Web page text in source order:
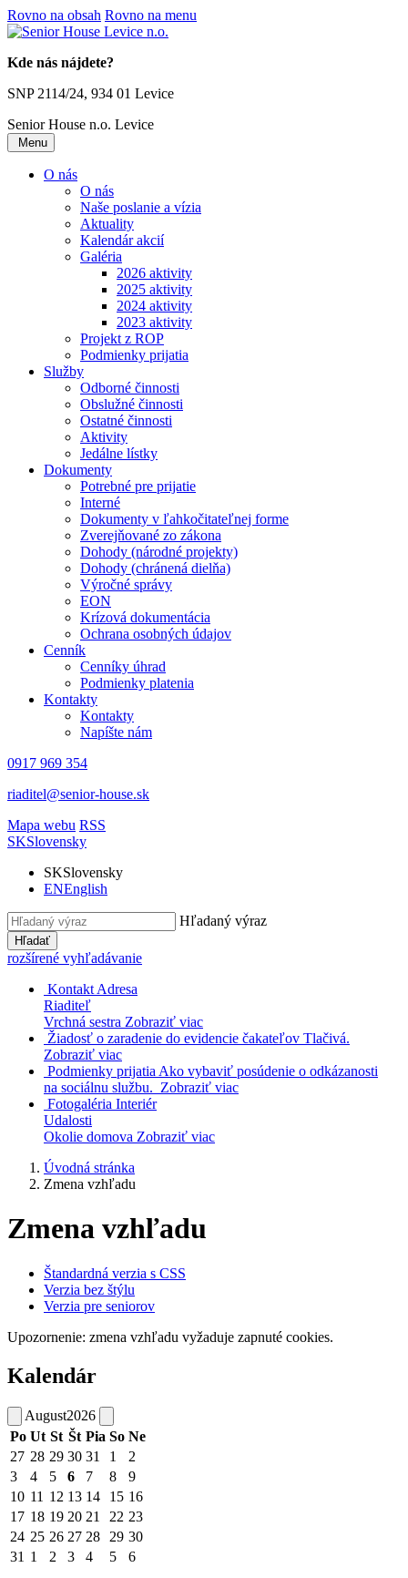
Rovno na obsah Rovno na menu
Kde nás nájdete?
SNP 2114/24, 934 01 Levice
Senior House n.o. Levice
Menu
O nás
O nás
Naše poslanie a vízia
Aktuality
Kalendár akcií
Galéria
2026 aktivity
2025 aktivity
2024 aktivity
2023 aktivity
Projekt z ROP
Podmienky prijatia
Služby
Odborné činnosti
Obslužné činnosti
Ostatné činnosti
Aktivity
Jedálne lístky
Dokumenty
Potrebné pre prijatie
Interné
Dokumenty v ľahkočitateľnej forme
Zverejňované zo zákona
Dohody (národné projekty)
Dohody (chránená dielňa)
Výročné správy
EON
Krízová dokumentácia
Ochrana osobných údajov
Cenník
Cenníky úhrad
Podmienky platenia
Kontakty
Kontakty
Napíšte nám
0917 969 354
riaditel@senior-house.sk
Mapa webu RSS
SKSlovensky
SKSlovensky
ENEnglish
Hľadaný výraz
Hľadať
rozšírené vyhľadávanie
Kontakt Adresa
Riaditeľ
Vrchná sestra Zobraziť viac
Žiadosť o zaradenie do evidencie čakateľov Tlačivá.
Zobraziť viac
Podmienky prijatia Ako vybaviť posúdenie o odkázanosti
na sociálnu službu. Zobraziť viac
Fotogaléria Interiér
Udalosti
Okolie domova Zobraziť viac
Úvodná stránka
Zmena vzhľadu
Zmena vzhľadu
Štandardná verzia s CSS
Verzia bez štýlu
Verzia pre seniorov
Upozornenie: zmena vzhľadu vyžaduje zapnuté cookies.
Kalendár
August2026
Po Ut St Št Pia So Ne
27 28 29 30 31 1
2
3
4 5 6 7 8
9
10 11 12 13 14 15 16
17 18 19 20 21 22 23
24 25 26 27 28 29 30
31 1 2 3 4 5 6